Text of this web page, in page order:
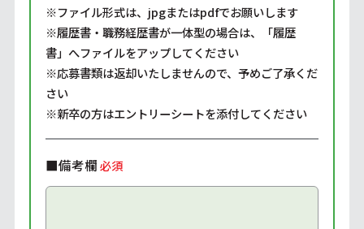
※ファイル形式は、jpgまたはpdfでお願いします
※履歴書・職務経歴書が一体型の場合は、「履歴
書」へファイルをアップしてください
※応募書類は返却いたしませんので、予めご了承くだ
さい
※新卒の方はエントリーシートを添付してください
■備考欄必須